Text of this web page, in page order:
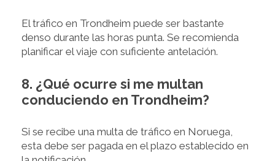
El tráfico en Trondheim puede ser bastante
denso durante las horas punta. Se recomienda
planificar el viaje con suficiente antelación.
8. ¿Qué ocurre si me multan
conduciendo en Trondheim?
Si se recibe una multa de tráfico en Noruega,
esta debe ser pagada en el plazo establecido en